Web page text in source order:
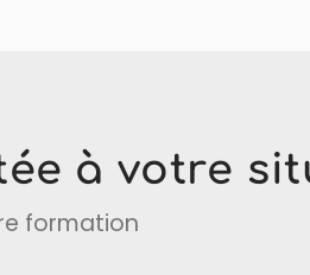
à votre
formation